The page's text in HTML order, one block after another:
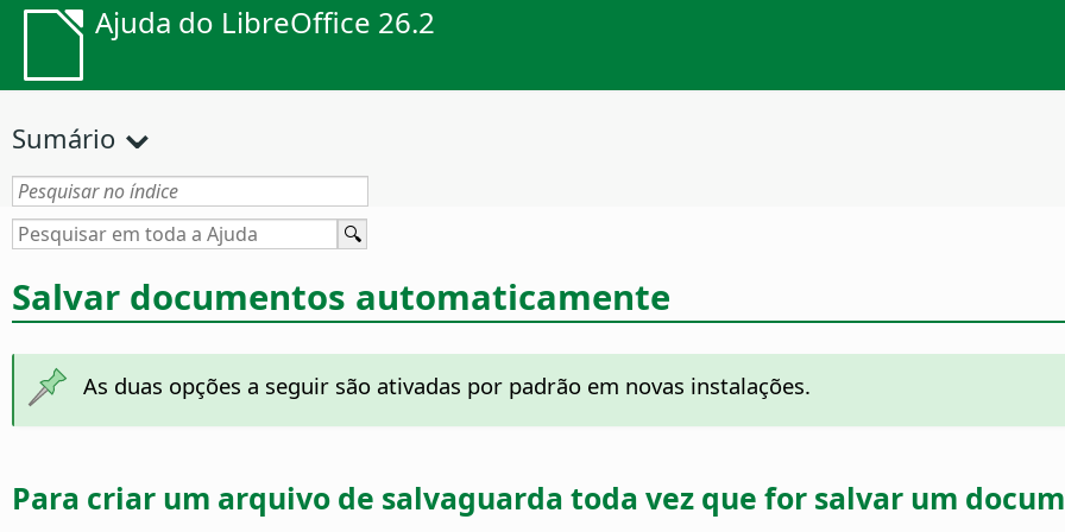
Ajuda do LibreOffice 26.2
Sumário
Salvar documentos automaticamente
As duas opções a seguir são ativadas por padrão em novas instalações.
Para criar um arquivo de salvaguarda toda vez que for salvar um